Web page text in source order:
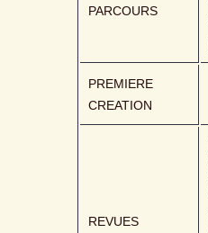
PARCOURS
PREMIERE
CREATION
REVUES